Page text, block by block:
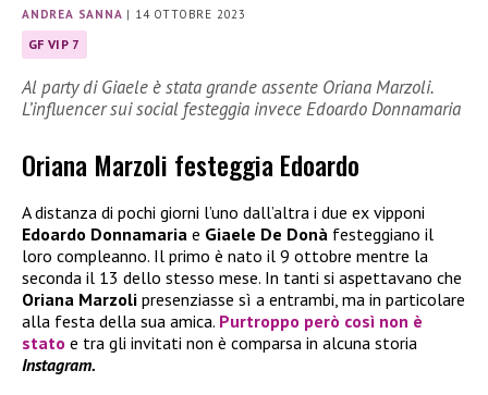
ANDREA SANNA | 14 OTTOBRE 2023
GF VIP 7
Al party di Giaele è stata grande assente Oriana Marzoli.
L’influencer sui social festeggia invece Edoardo Donnamaria
Oriana Marzoli festeggia Edoardo
A distanza di pochi giorni l’uno dall’altra i due ex vipponi
Edoardo Donnamaria e Giaele De Donà festeggiano il
loro compleanno. Il primo è nato il 9 ottobre mentre la
seconda il 13 dello stesso mese. In tanti si aspettavano che
Oriana Marzoli presenziasse sì a entrambi, ma in particolare
alla festa della sua amica. Purtroppo però così non è
stato e tra gli invitati non è comparsa in alcuna storia
Instagram.